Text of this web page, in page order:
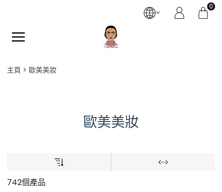
0
主頁 歐美美妝
歐美美妝
742個產品